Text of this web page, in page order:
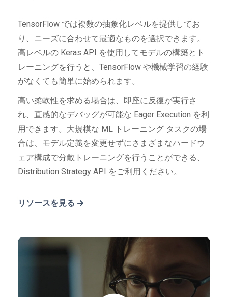
TensorFlow では複数の抽象化レベルを提供してお
り、ニーズに合わせて最適なものを選択できます。
高レベルの Keras API を使用してモデルの構築とト
レーニングを行うと、TensorFlow や機械学習の経験
がなくても簡単に始められます。
高い柔軟性を求める場合は、即座に反復が実行さ
れ、直感的なデバッグが可能な Eager Execution を利
用できます。大規模な ML トレーニング タスクの場
合は、モデル定義を変更せずにさまざまなハードウ
ェア構成で分散トレーニングを行うことができる、
Distribution Strategy API をご利用ください。
リソースを見る